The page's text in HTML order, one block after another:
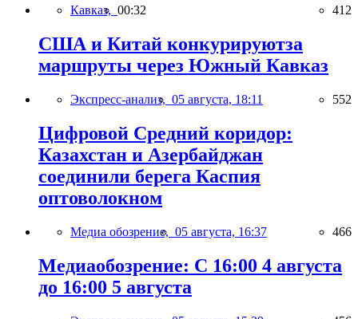
Кавказ, 00:32 412
США и Китай конкурируютза
маршруты через Южный Кавказ
Экспресс-анализ, 05 августа, 18:11 552
Цифровой Средний коридор:
Казахстан и Азербайджан
соединили берега Каспия
оптоволокном
Медиа обозрение, 05 августа, 16:37 466
Медиаобозрение: С 16:00 4 августа
до 16:00 5 августа